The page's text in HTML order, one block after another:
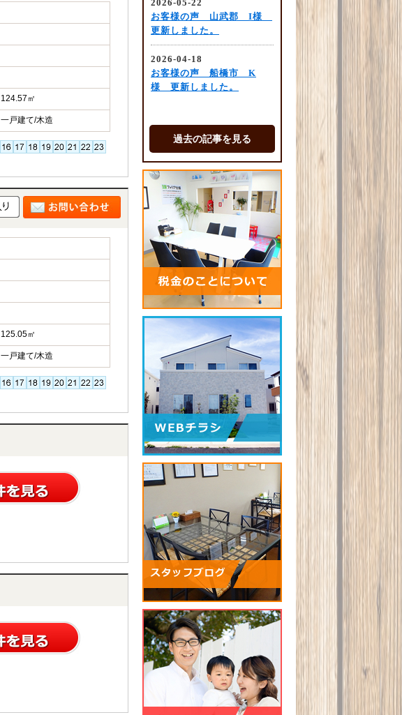
124.57㎡
一戸建て/木造
125.05㎡
一戸建て/木造
過去の記事を見る